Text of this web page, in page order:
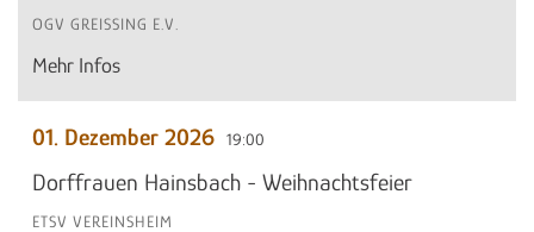
OGV GREISSING E.V.
Mehr Infos
01. Dezember 2026 19:00
Dorffrauen Hainsbach - Weihnachtsfeier
ETSV VEREINSHEIM